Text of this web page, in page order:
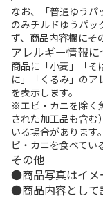
なお、「普通ゆうパ
のみチルドゆうパッ
ず、商品内容欄にそ
アレルギー情報に
商品に「小麦」「そ
に」「くるみ」のア
を表示します。
※エビ・カニを除く
された加工品も含む
いる場合があります
ビ・カニを食べてい
その他
商品写真はイメ
商品内容とし